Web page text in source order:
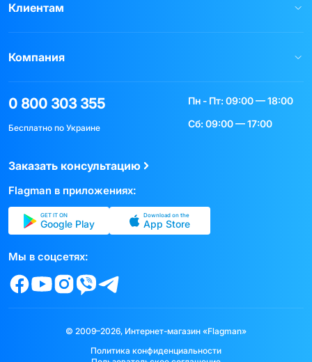
Клиентам
Компания
0 800 303 355
Бесплатно по Украине
Пн - Пт: 09:00 — 18:00
Сб: 09:00 — 17:00
Заказать консультацию
Flagman в приложениях:
GET IT ON
Google Play
Download on the
App Store
Мы в соцсетях:
© 2009–2026, Интернет-магазин «Flagman»
Политика конфиденциальности